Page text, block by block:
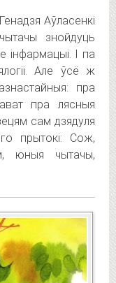
Аўласенкі
знойдуць
інфармацыі. I па
Але ўсё ж
пра
пра лясныя
сам дзядуля
прытокі: Сож,
юныя чытачы,